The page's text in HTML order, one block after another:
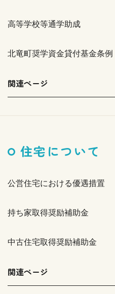
高等学校等通学助成
北竜町奨学資金貸付基金条例
関連ページ
住宅について
公営住宅における優遇措置
持ち家取得奨励補助金
中古住宅取得奨励補助金
関連ページ